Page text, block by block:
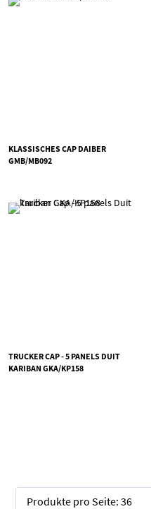
KLASSISCHES CAP DAIBER
GMB/MB092
TRUCKER CAP - 5 PANELS DUIT
KARIBAN GKA/KP158
Produkte pro Seite: 36